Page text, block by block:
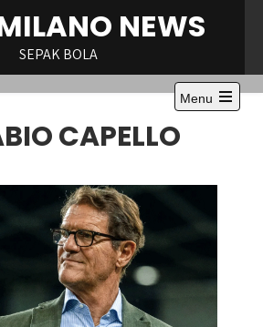
NEWS
SEPAK BOLA
Menu
Open
CAPELLO